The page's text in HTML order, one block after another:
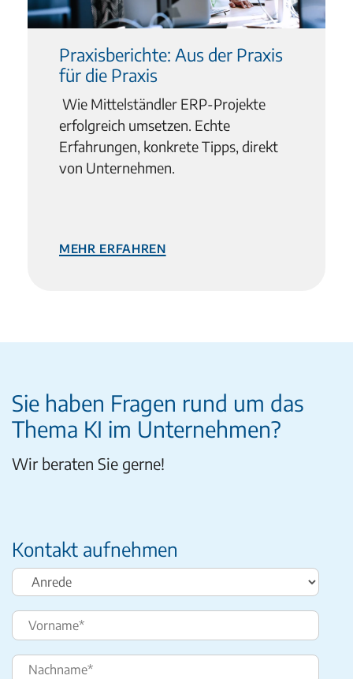
Praxisberichte: Aus der Praxis
für die Praxis
Wie Mittelständler ERP-Projekte
erfolgreich umsetzen. Echte
Erfahrungen, konkrete Tipps, direkt
von Unternehmen.
mehr erfahren
Sie haben Fragen rund um das
Thema KI im Unternehmen?
Wir beraten Sie gerne!
Kontakt aufnehmen